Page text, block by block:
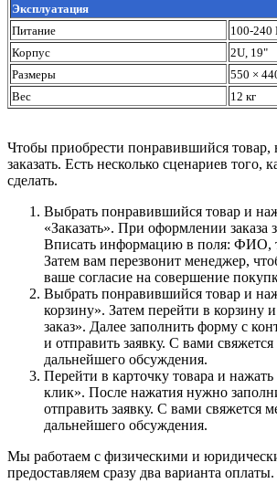
Эксплуатация
Питание
100-240
Корпус
2U, 19"
Размеры
550 ×
Вес
12 кг
Чтобы приобрести понравившийся товар,
заказать. Есть несколько сценариев того,
сделать.
Выбрать понравившийся товар и
«Заказать». При оформлении заказа
Вписать информацию в поля: ФИО,
Затем вам перезвонит менеджер,
ваше согласие на совершение
Выбрать понравившийся товар и
корзину». Затем перейти в корзину
заказ». Далее заполнить форму с
и отправить заявку. С вами
дальнейшего обсуждения.
Перейти в карточку товара и
клик». После нажатия нужно
отправить заявку. С вами свяжется
дальнейшего обсуждения.
Мы работаем с физическими и
предоставляем сразу два варианта оплаты.